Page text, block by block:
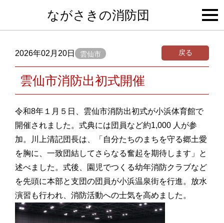
ながさきの消防団
2026年02月20日 雲仙市 戻る
雲仙市消防出初式開催
令和8年１月５日、雲仙市消防出初式が小浜体育館で
開催されました。式典には団員など約1,000 人が参
加。川上清記団長は、「自分たちのまちを守る郷土愛
を胸に、一致団結してさらなる奮起を期待します」と
述べました。式後、園児でつくる幼年消防クラブなど
を先頭に本部と支団の団員が小浜温泉街を行進。放水
演習も行われ、消防活動への士気を高めました。